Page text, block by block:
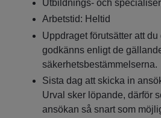
Utbildnings- och
Arbetstid: Heltid
Uppdraget förutsätter att
godkänns enligt de
säkerhetsbestämmelserna.
Sista dag att skicka in
Urval sker löpande, därför
ansökan så snart som